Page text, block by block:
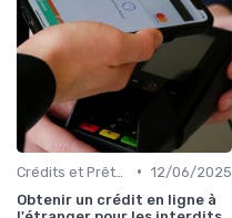
• 12/06/2025
Obtenir un crédit en ligne à